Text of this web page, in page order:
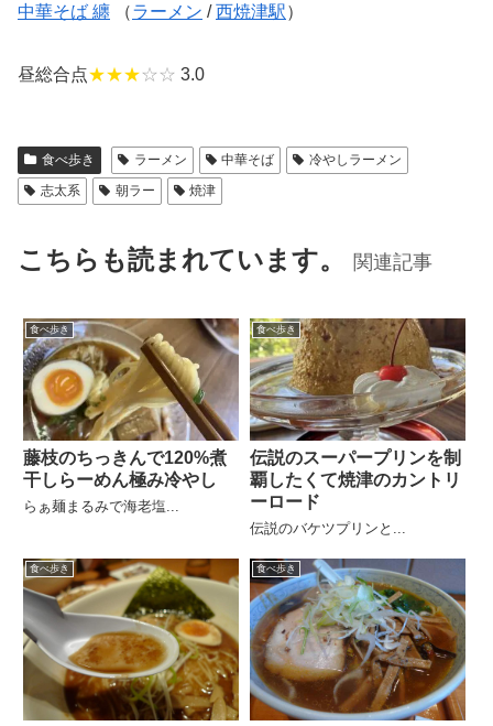
中華そば 纏 （ラーメン /西焼津駅）
昼総合点★★★☆☆ 3.0
食べ歩き ラーメン 中華そば
冷やしラーメン
志太系
朝ラー 焼津
こちらも読まれています。 関連記事
食べ歩き
藤枝のちっきんで120%煮
干しらーめん極み冷やし
らぁ麺まるみで海老塩...
食べ歩き
伝説のスーパープリンを制
覇したくて焼津のカントリ
ーロード
伝説のバケツプリンと...
食べ歩き 食べ歩き